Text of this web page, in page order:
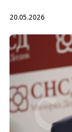
20.05.2026